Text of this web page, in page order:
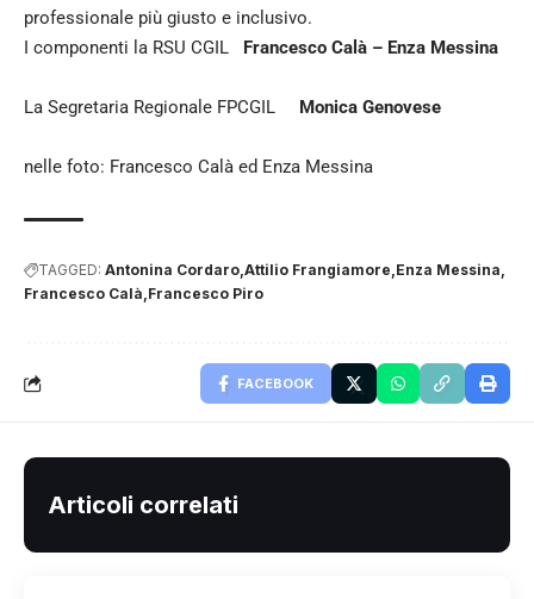
professionale più giusto e inclusivo.
I componenti la RSU CGIL Francesco Calà – Enza Messina
La Segretaria Regionale FPCGIL Monica Genovese
nelle foto: Francesco Calà ed Enza Messina
TAGGED: Antonina Cordaro Attilio Frangiamore Enza Messina
Francesco Calà Francesco Piro
FACEBOOK
Articoli correlati